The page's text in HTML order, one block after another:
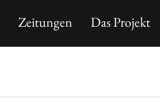
Zeitungen Das Projekt